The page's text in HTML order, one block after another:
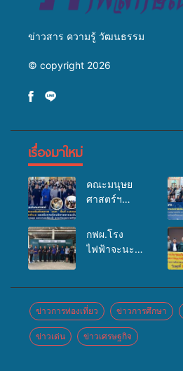
ข่าวสาร ความรู้ วัฒนธรรม
© copyright 2026
เรื่องมาใหม่
คณะมนุษย
ศาสตร์ฯ
จัดอบรมเสริม
ศักยภาพ
กองทุน
สุขภาพตำบล
รองรับการจัด
บริการพาหนะ
รับส่งผู้
กฟผ.โรง
ไฟฟ้าจะนะ
พยาบาลศิคริ
นทร์ หาดใหญ่
จัดกิจกรรม
ข่าวการท่องเที่ยว ข่าวการศึกษา
ข่าวเด่น ข่าวเศรษฐกิจ